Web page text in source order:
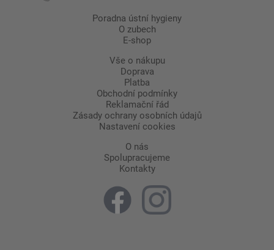
Poradna ústní hygieny
O zubech
E-shop
Vše o nákupu
Doprava
Platba
Obchodní podmínky
Reklamační řád
Zásady ochrany osobních údajů
Nastavení cookies
O nás
Spolupracujeme
Kontakty